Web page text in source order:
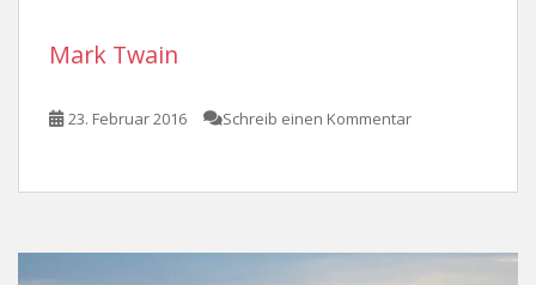
Mark Twain
23. Februar 2016 Schreib einen Kommentar